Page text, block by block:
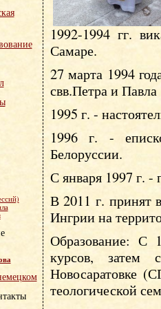
1992-1994 гг.
Самаре.
27 марта 1994
свв.Петра и
1995 г. -
1996 г. -
Белоруссии.
С января 1997 г.
В 2011 г. принят
Ингрии на
Образование: С
курсов, затем
Новосаратовке
теологической